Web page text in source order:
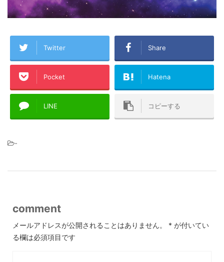
Twitter Share
Pocket Hatena
LINE コピーする
-
comment
メールアドレスが公開されることはありません。 * が付いてい
る欄は必須項目です